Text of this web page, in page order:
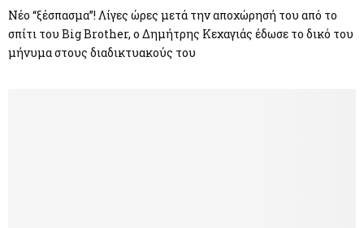
Νέο “ξέσπασμα”! Λίγες ώρες μετά την αποχώρησή του από το
σπίτι του Big Brother, ο Δημήτρης Κεχαγιάς έδωσε το δικό του
μήνυμα στους διαδικτυακούς του